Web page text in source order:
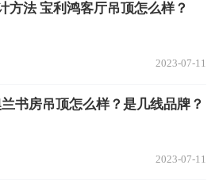
方法 宝利鸿客厅吊顶怎么样？
2023-07-11
书房吊顶怎么样？是几线品牌？
2023-07-11